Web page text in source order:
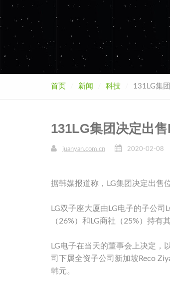
首页 新闻 科技 131LG集
131LG集团决定出
juanyan.com.cn 2020-02-08
据韩媒报道称，LG集团决定出售
LG双子座大厦由LG电子的子公
（26%）和LG商社（25%）持有
LG电子在当天的董事会上决定，
司下属全资子公司新加坡Reco
韩元。